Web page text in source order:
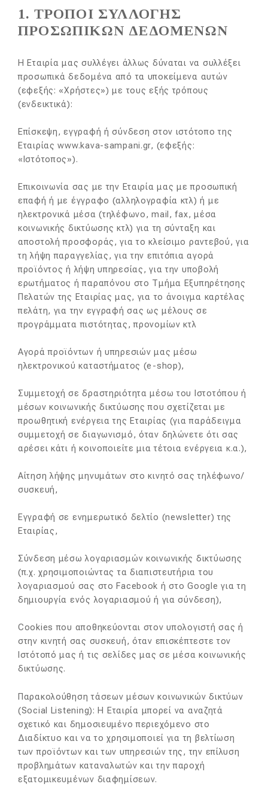
1. ΤΡΟΠΟΙ ΣΥΛΛΟΓΗΣ
ΠΡΟΣΩΠΙΚΩΝ ΔΕΔΟΜΕΝΩΝ
Η Εταιρία μας συλλέγει άλλως δύναται να συλλέξει
προσωπικά δεδομένα από τα υποκείμενα αυτών
(εφεξής: «Χρήστες») με τους εξής τρόπους
(ενδεικτικά):
Επίσκεψη, εγγραφή ή σύνδεση στον ιστότοπο της
Εταιρίας www.kava-sampani.gr, (εφεξής:
«Ιστότοπος»).
Επικοινωνία σας με την Εταιρία μας με προσωπική
επαφή ή με έγγραφο (αλληλογραφία κτλ) ή με
ηλεκτρονικά μέσα (τηλέφωνο, mail, fax, μέσα
κοινωνικής δικτύωσης κτλ) για τη σύνταξη και
αποστολή προσφοράς, για το κλείσιμο ραντεβού, για
τη λήψη παραγγελίας, για την επιτόπια αγορά
προϊόντος ή λήψη υπηρεσίας, για την υποβολή
ερωτήματος ή παραπόνου στο Τμήμα Εξυπηρέτησης
Πελατών της Εταιρίας μας, για το άνοιγμα καρτέλας
πελάτη, για την εγγραφή σας ως μέλους σε
προγράμματα πιστότητας, προνομίων κτλ
Αγορά προϊόντων ή υπηρεσιών μας μέσω
ηλεκτρονικού καταστήματος (e-shop),
Συμμετοχή σε δραστηριότητα μέσω του Ιστοτόπου ή
μέσων κοινωνικής δικτύωσης που σχετίζεται με
προωθητική ενέργεια της Εταιρίας (για παράδειγμα
συμμετοχή σε διαγωνισμό, όταν δηλώνετε ότι σας
αρέσει κάτι ή κοινοποιείτε μια τέτοια ενέργεια κ.α.),
Αίτηση λήψης μηνυμάτων στο κινητό σας τηλέφωνο/
συσκευή,
Εγγραφή σε ενημερωτικό δελτίο (newsletter) της
Εταιρίας,
Σύνδεση μέσω λογαριασμών κοινωνικής δικτύωσης
(π.χ. χρησιμοποιώντας τα διαπιστευτήρια του
λογαριασμού σας στο Facebook ή στο Google για τη
δημιουργία ενός λογαριασμού ή για σύνδεση),
Cookies που αποθηκεύονται στον υπολογιστή σας ή
στην κινητή σας συσκευή, όταν επισκέπτεστε τον
Ιστότοπό μας ή τις σελίδες μας σε μέσα κοινωνικής
δικτύωσης.
Παρακολούθηση τάσεων μέσων κοινωνικών δικτύων
(Social Listening): Η Εταιρία μπορεί να αναζητά
σχετικό και δημοσιευμένο περιεχόμενο στο
Διαδίκτυο και να το χρησιμοποιεί για τη βελτίωση
των προϊόντων και των υπηρεσιών της, την επίλυση
προβλημάτων καταναλωτών και την παροχή
εξατομικευμένων διαφημίσεων.